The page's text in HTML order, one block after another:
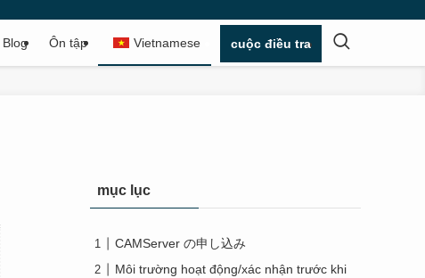
Blog Ôn tập Vietnamese cuộc điều tra
mục lục
CAMServer の申し込み
Môi trường hoạt động/xác nhận trước khi